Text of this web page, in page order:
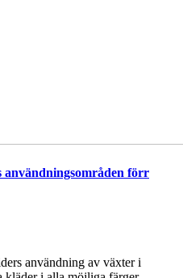
användningsområden förr
användning av växter i